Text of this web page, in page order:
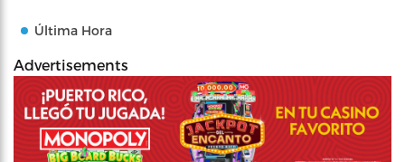
Última Hora
Advertisements